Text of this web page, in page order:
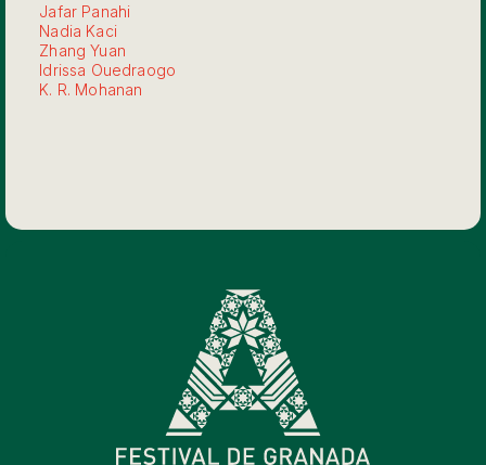
Jafar Panahi
Nadia Kaci
Zhang Yuan
Idrissa Ouedraogo
K. R. Mohanan